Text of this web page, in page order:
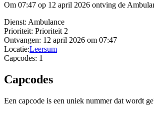
Om 07:47 op 12 april 2026 ontving de
Dienst: Ambulance
Prioriteit: Prioriteit 2
Ontvangen: 12 april 2026 om 07:47
Locatie:Leersum
Capcodes: 1
Capcodes
Een capcode is een uniek nummer dat wordt